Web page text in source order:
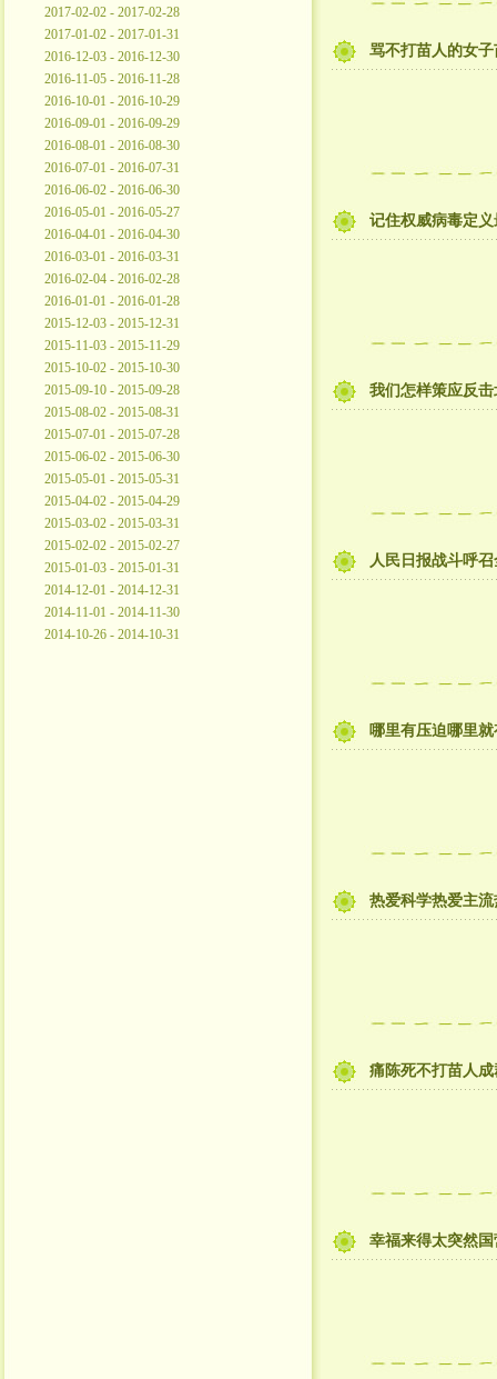
2017-02-02 - 2017-02-28
2017-01-02 - 2017-01-31
2016-12-03 - 2016-12-30
2016-11-05 - 2016-11-28
2016-10-01 - 2016-10-29
2016-09-01 - 2016-09-29
2016-08-01 - 2016-08-30
2016-07-01 - 2016-07-31
2016-06-02 - 2016-06-30
2016-05-01 - 2016-05-27
2016-04-01 - 2016-04-30
2016-03-01 - 2016-03-31
2016-02-04 - 2016-02-28
2016-01-01 - 2016-01-28
2015-12-03 - 2015-12-31
2015-11-03 - 2015-11-29
2015-10-02 - 2015-10-30
2015-09-10 - 2015-09-28
2015-08-02 - 2015-08-31
2015-07-01 - 2015-07-28
2015-06-02 - 2015-06-30
2015-05-01 - 2015-05-31
2015-04-02 - 2015-04-29
2015-03-02 - 2015-03-31
2015-02-02 - 2015-02-27
2015-01-03 - 2015-01-31
2014-12-01 - 2014-12-31
2014-11-01 - 2014-11-30
2014-10-26 - 2014-10-31
骂不打苗人的女
记住权威病毒定
我们怎样策应反
人民日报战斗呼
哪里有压迫哪里
热爱科学热爱主
痛陈死不打苗人
幸福来得太突然